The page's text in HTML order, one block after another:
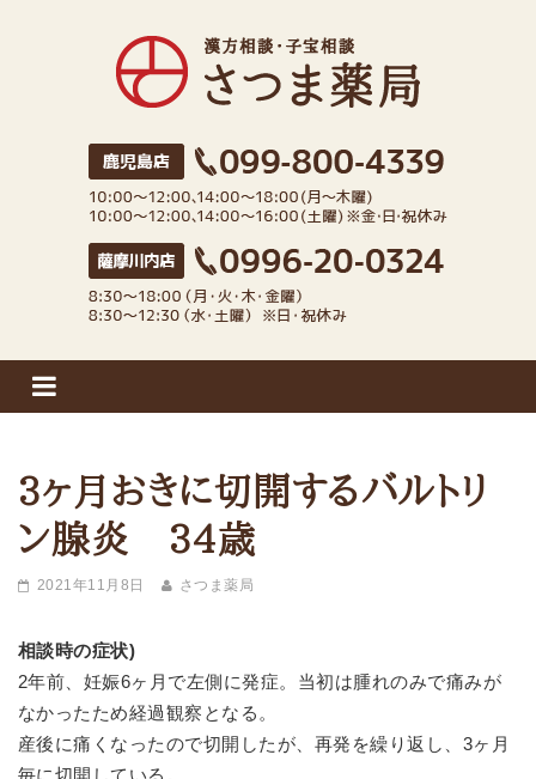
3ヶ月おきに切開するバルトリ
ン腺炎 34歳
2021年11月8日 さつま薬局
相談時の症状)
2年前、妊娠6ヶ月で左側に発症。当初は腫れのみで痛みが
なかったため経過観察となる。
産後に痛くなったので切開したが、再発を繰り返し、3ヶ月
毎に切開している。